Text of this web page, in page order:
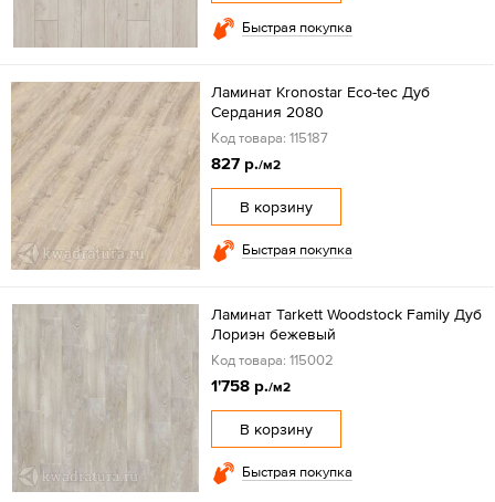
Быстрая покупка
Ламинат Kronostar Eco-tec Дуб
Сердания 2080
Код товара: 115187
827 р./м2
В корзину
Быстрая покупка
Ламинат Tarkett Woodstock Family Дуб
Лориэн бежевый
Код товара: 115002
1'758 р./м2
В корзину
Быстрая покупка